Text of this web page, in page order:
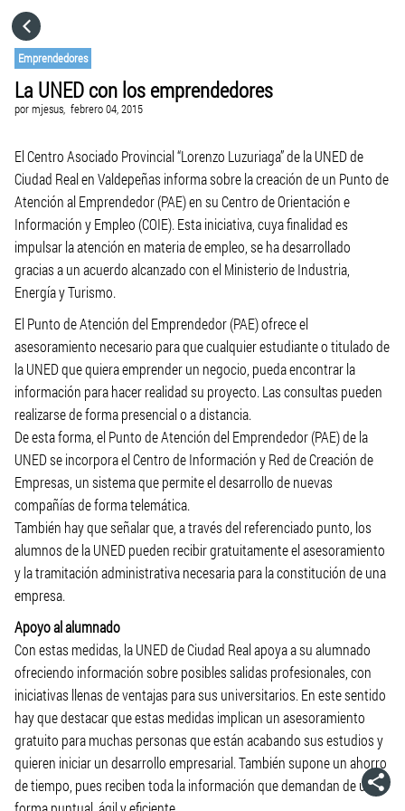
Emprendedores
La UNED con los emprendedores
pormjesus, febrero 04, 2015
El Centro Asociado Provincial “Lorenzo Luzuriaga” de la UNED de
Ciudad Real en Valdepeñas informa sobre la creación de un Punto de
Atención al Emprendedor (PAE) en su Centro de Orientación e
Información y Empleo (COIE). Esta iniciativa, cuya finalidad es
impulsar la atención en materia de empleo, se ha desarrollado
gracias a un acuerdo alcanzado con el Ministerio de Industria,
Energía y Turismo.
El Punto de Atención del Emprendedor (PAE) ofrece el
asesoramiento necesario para que cualquier estudiante o titulado de
la UNED que quiera emprender un negocio, pueda encontrar la
información para hacer realidad su proyecto. Las consultas pueden
realizarse de forma presencial o a distancia.
De esta forma, el Punto de Atención del Emprendedor (PAE) de la
UNED se incorpora el Centro de Información y Red de Creación de
Empresas, un sistema que permite el desarrollo de nuevas
compañías de forma telemática.
También hay que señalar que, a través del referenciado punto, los
alumnos de la UNED pueden recibir gratuitamente el asesoramiento
y la tramitación administrativa necesaria para la constitución de una
empresa.
Apoyo al alumnado
Con estas medidas, la UNED de Ciudad Real apoya a su alumnado
ofreciendo información sobre posibles salidas profesionales, con
iniciativas llenas de ventajas para sus universitarios. En este sentido
hay que destacar que estas medidas implican un asesoramiento
gratuito para muchas personas que están acabando sus estudios y
quieren iniciar un desarrollo empresarial. También supone un ahorro
de tiempo, pues reciben toda la información que demandan de una
CATEGORÍAS
IR A
VISITA EL SITIO WEB